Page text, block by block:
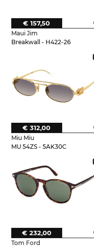
Maui Jim
Breakwall - H422-26
€ 157,50
Miu Miu
MU 54ZS - 5AK30C
€ 312,00
Tom Ford
€ 232,00